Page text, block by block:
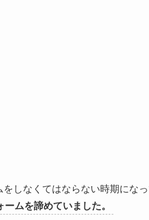
しなくてはならない時期にな
ムを諦めていました。